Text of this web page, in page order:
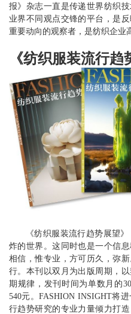
报》杂志一直是传递世界纺织
业界不同观点交锋的平台，是
重要动向的观察者，是纺织企业
《纺织服装流行趋
《纺织服装流行趋势展望
炸的世界。这同时也是一个信
相信，惟专业，方可历久，弥
行。本刊以双月为出版周期，
期规律，发刊时间为单数月的
540元。FASHION INSIGHT将
行趋势研究的专业力量倾力打